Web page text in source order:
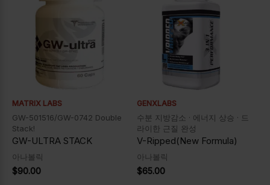
MATRIX LABS
GW-501516/GW-0742 Double
Stack!
GW-ULTRA STACK
아나볼릭
$90.00
GENXLABS
수분 지방감소 · 에너지 상승 · 드
라이한 근질 완성
V-Ripped(New Formula)
아나볼릭
$65.00